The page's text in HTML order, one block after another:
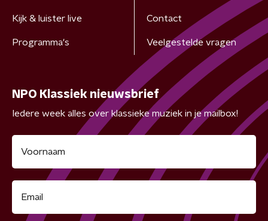
Kijk & luister live
Programma's
Contact
Veelgestelde vragen
NPO Klassiek nieuwsbrief
Iedere week alles over klassieke muziek in je mailbox!